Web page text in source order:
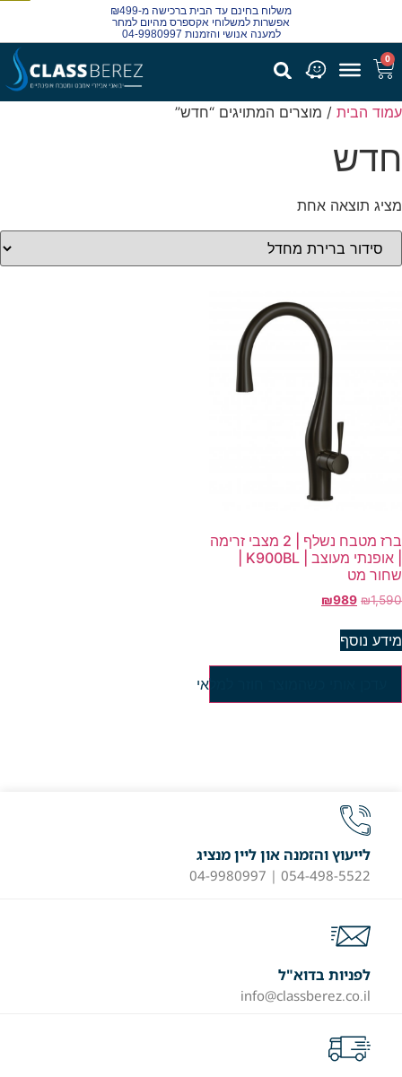
משלוח בחינם עד הבית ברכישה מ-₪499
אפשרות למשלוחי אקספרס מהיום למחר
למענה אנושי והזמנות 04-9980997
0
הבית/ מוצרים המתויגים “חדש”
תוצאה אחת
ברז מטבח נשלף | 2 מצבי זרימה
| אופנתי מעוצב | K900BL |
מט
₪
₪989
נוסף
עדכן אותי כשהמוצר חוזר למלאי
לייעוץ והזמנה און ליין מנציג
054-498-5522 | 04-9980997
לפניות בדוא"ל
info@classberez.co.il